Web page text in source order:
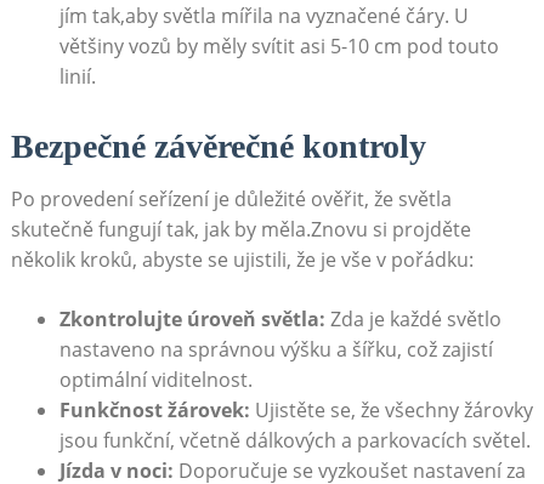
jím tak,aby světla mířila na vyznačené čáry. U
většiny vozů by měly svítit asi 5-10 cm pod touto
linií.
Bezpečné závěrečné kontroly
Po provedení seřízení je důležité ověřit, že světla
skutečně fungují tak, jak by měla.Znovu si projděte
několik kroků, abyste se ujistili, že je vše v pořádku:
Zkontrolujte úroveň světla: Zda je každé světlo
nastaveno na správnou výšku a šířku, což zajistí
optimální viditelnost.
Funkčnost žárovek: Ujistěte se, že všechny žárovky
jsou funkční, včetně dálkových a parkovacích světel.
Jízda v noci: Doporučuje se vyzkoušet nastavení za